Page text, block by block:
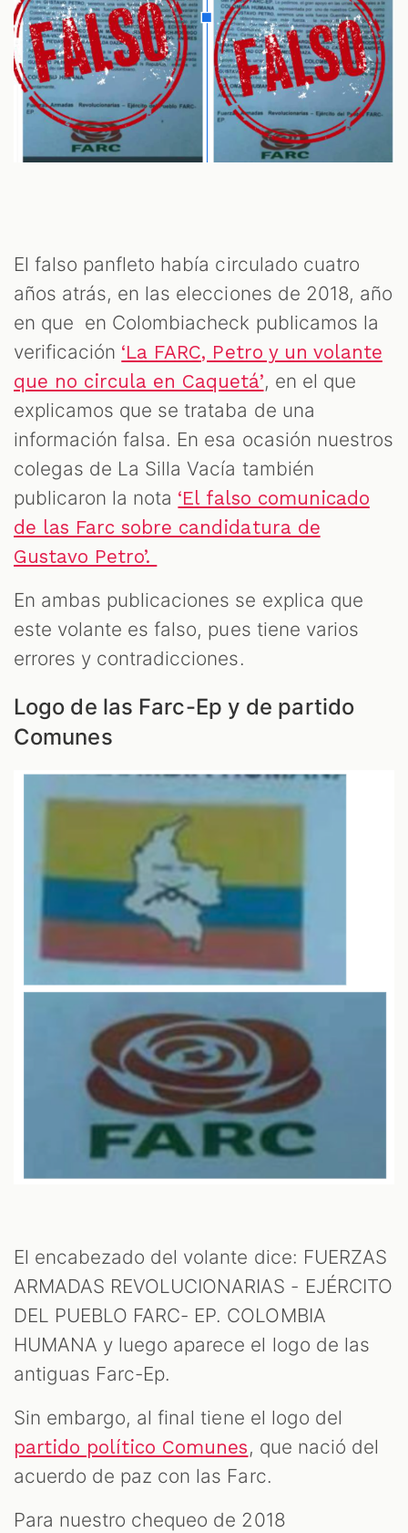
El falso panfleto había circulado cuatro
años atrás, en las elecciones de 2018, año
en que en Colombiacheck publicamos la
verificación ‘La FARC, Petro y un volante
que no circula en Caquetá’, en el que
explicamos que se trataba de una
información falsa. En esa ocasión nuestros
colegas de La Silla Vacía también
publicaron la nota ‘El falso comunicado
de las Farc sobre candidatura de
Gustavo Petro’.
En ambas publicaciones se explica que
este volante es falso, pues tiene varios
errores y contradicciones.
Logo de las Farc-Ep y de partido
Comunes
El encabezado del volante dice: FUERZAS
ARMADAS REVOLUCIONARIAS - EJÉRCITO
DEL PUEBLO FARC- EP. COLOMBIA
HUMANA y luego aparece el logo de las
antiguas Farc-Ep.
Sin embargo, al final tiene el logo del
partido político Comunes, que nació del
acuerdo de paz con las Farc.
Para nuestro chequeo de 2018